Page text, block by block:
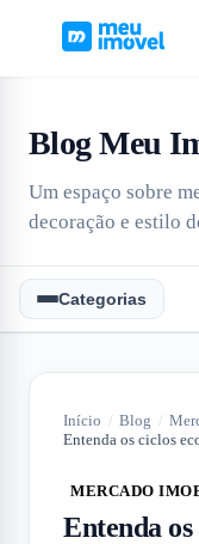
Blog Meu
Um espaço sobre
decoração e estilo
Categorias
Início / Blog /
MERCADO
Entenda